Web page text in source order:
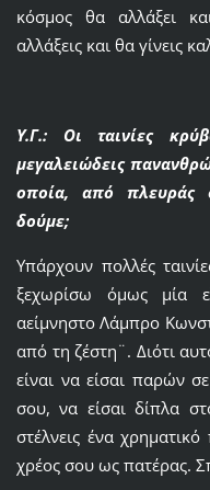
κόσμος θα αλλάξει
αλλάξεις και θα γίνεις
Υ.Γ.: Οι ταινίες
μεγαλειώδεις
οποία, από πλευράς
δούμε;
Υπάρχουν πολλές
ξεχωρίσω όμως μία
αείμνηστο Λάμπρο
από τη ζέστη¨. Διότι
είναι να είσαι παρών
σου, να είσαι δίπλα
στέλνεις ένα
χρέος σου ως πατέρας.